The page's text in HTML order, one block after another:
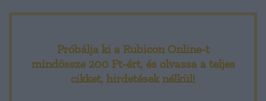
A római polgárháború során Catilina nem állt a Marius
vezette popularisok oldalára, de feleségül vette Marius
unokahúgát. A politikától visszavonult, de
Próbálja ki a Rubicon Online-t
mindössze 200 Ft-ért, és olvassa a teljes
cikket, hirdetések nélkül!